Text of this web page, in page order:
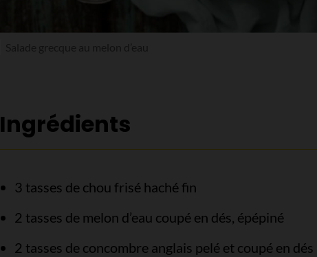
Ingrédients
3 tasses de chou frisé haché fin
2 tasses de melon d’eau coupé en dés, épépiné
2 tasses de concombre anglais pelé et coupé en dés